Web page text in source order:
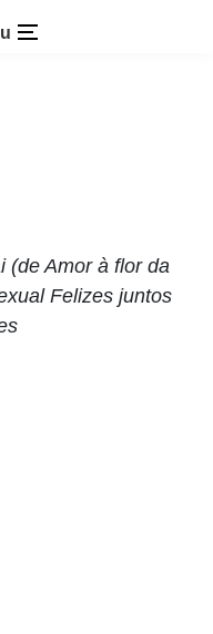
(de Amor à flor da
Felizes juntos